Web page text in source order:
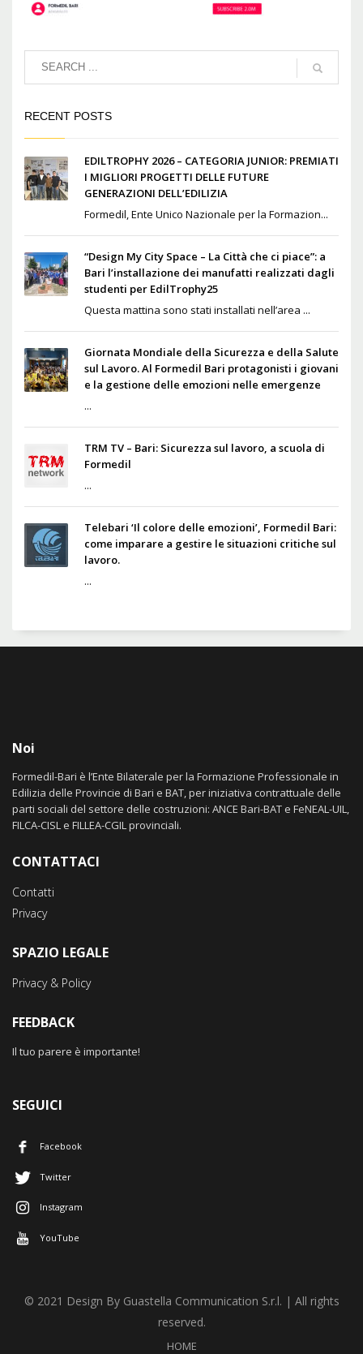
RECENT POSTS
EDILTROPHY 2026 – CATEGORIA JUNIOR: PREMIATI
I MIGLIORI PROGETTI DELLE FUTURE
GENERAZIONI DELL’EDILIZIA
Formedil, Ente Unico Nazionale per la Formazion...
“Design My City Space – La Città che ci piace”: a
Bari l’installazione dei manufatti realizzati dagli
studenti per EdilTrophy25
Questa mattina sono stati installati nell’area ...
Giornata Mondiale della Sicurezza e della Salute
sul Lavoro. Al Formedil Bari protagonisti i giovani
e la gestione delle emozioni nelle emergenze
...
TRM TV – Bari: Sicurezza sul lavoro, a scuola di
Formedil
...
Telebari ‘Il colore delle emozioni’, Formedil Bari:
come imparare a gestire le situazioni critiche sul
lavoro.
...
Noi
Formedil-Bari è l’Ente Bilaterale per la Formazione Professionale in
Edilizia delle Provincie di Bari e BAT, per iniziativa contrattuale delle
parti sociali del settore delle costruzioni: ANCE Bari-BAT e FeNEAL-UIL,
FILCA-CISL e FILLEA-CGIL provinciali.
CONTATTACI
Contatti
Privacy
SPAZIO LEGALE
Privacy & Policy
FEEDBACK
Il tuo parere è importante!
SEGUICI
Facebook
Twitter
Instagram
YouTube
© 2021 Design By Guastella Communication S.r.l. | All rights
reserved.
HOME